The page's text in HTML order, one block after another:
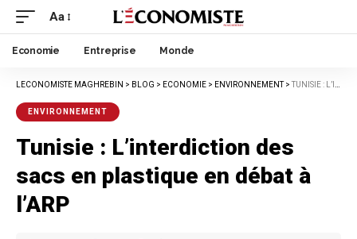
Aa
Economie Entreprise Monde
LECONOMISTE MAGHREBIN > BLOG > ECONOMIE > ENVIRONNEMENT>TUNISIE : L’INTERDICTION DES SACS EN PLASTIQUE EN DÉBAT À L’ARP
ENVIRONNEMENT
Tunisie : L’interdiction des
sacs en plastique en débat à
l’ARP